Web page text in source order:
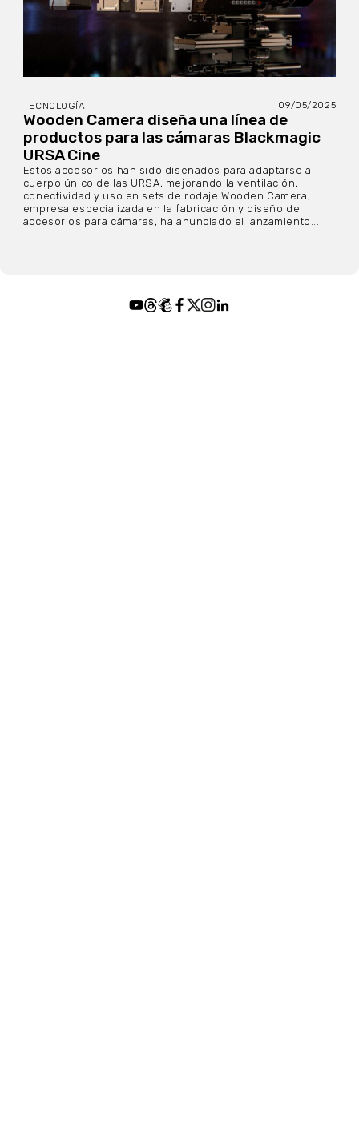
TECNOLOGÍA 09/05/2025
Wooden Camera diseña una línea de
productos para las cámaras Blackmagic
URSA Cine
Estos accesorios han sido diseñados para adaptarse al
cuerpo único de las URSA, mejorando la ventilación,
conectividad y uso en sets de rodaje Wooden Camera,
empresa especializada en la fabricación y diseño de
accesorios para cámaras, ha anunciado el lanzamiento...